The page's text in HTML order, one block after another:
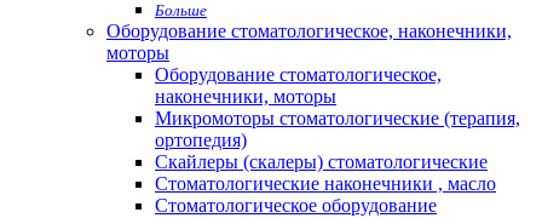
Больше
Оборудование стоматологическое, наконечники,
моторы
Оборудование стоматологическое,
наконечники, моторы
Микромоторы стоматологические (терапия,
ортопедия)
Скайлеры (скалеры) стоматологические
Стоматологические наконечники , масло
Стоматологическое оборудование